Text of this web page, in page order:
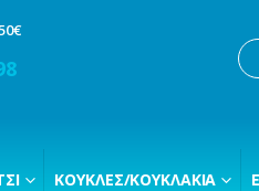
ΚΟΎΚΛΕΣ/ΚΟΥΚΛΆΚΙΑ